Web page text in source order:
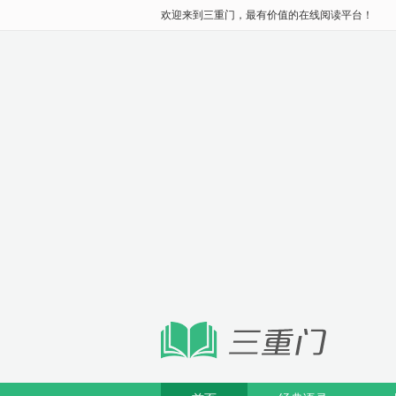
欢迎来到三重门，最有价值的在线阅读平台！